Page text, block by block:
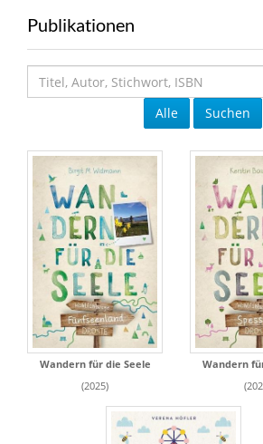
Publikationen
Alle Suchen
Wandern für die Seele
(2025)
Wandern